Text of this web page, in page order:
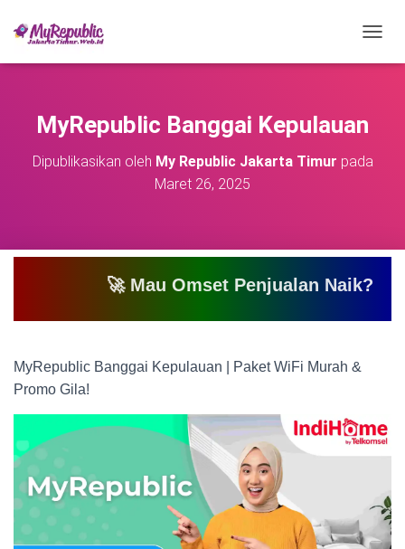
O
A
S
MyRepublic Banggai Kepulauan
Dipublikasikan oleh My Republic Jakarta Timur pada
Maret 26, 2025
🚀 Mau Omset Penjualan Naik? Atau
MyRepublic Banggai Kepulauan | Paket WiFi Murah &
Promo Gila!